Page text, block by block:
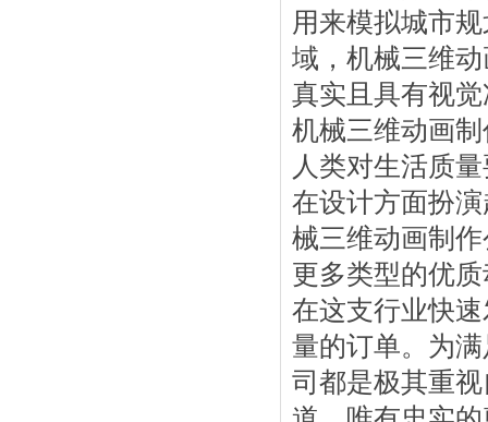
用来模拟城市
域，机械三维
真实且具有视
机械三维动画
人类对生活质
在设计方面扮
械三维动画制
更多类型的优
在这支行业快
量的订单。为
司都是极其重